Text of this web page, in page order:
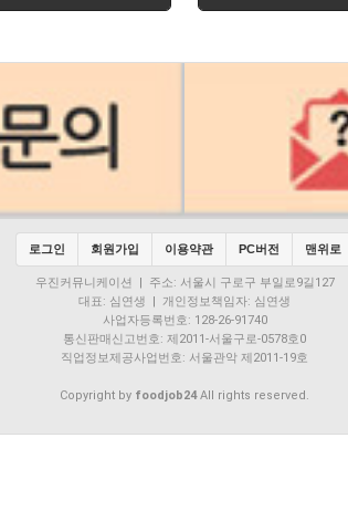
로그인 회원가입 이용약관 PC버전 맨위로
우진커뮤니케이션 | 주소: 서울시 구로구 부일로9길127
대표: 심연생 | 개인정보책임자: 심연생
사업자등록번호: 128-26-91740
통신판매신고번호: 제2011-서울구로-0578호0
직업정보제공사업번호: 서울관악 제2011-19호
Copyright by foodjob24All rights reserved.